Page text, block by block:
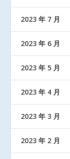
2023 年 7 月
2023 年 6 月
2023 年 5 月
2023 年 4 月
2023 年 3 月
2023 年 2 月